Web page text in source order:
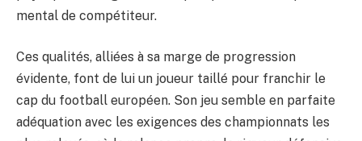
mental de compétiteur.
Ces qualités, alliées à sa marge de progression
évidente, font de lui un joueur taillé pour franchir le
cap du football européen. Son jeu semble en parfaite
adéquation avec les exigences des championnats les